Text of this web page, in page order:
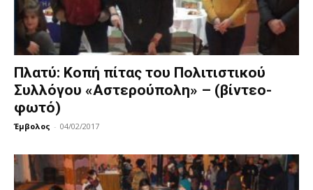
Πλατύ: Κοπή πίτας του Πολιτιστικού
Συλλόγου «Αστερούπολη» – (βίντεο-
φωτό)
Έμβολος - 04/02/2017